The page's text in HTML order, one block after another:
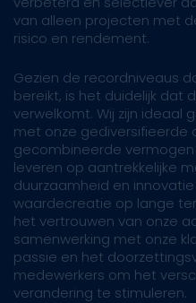
van alleen projecten met
risico en rendement.
Gezien de recordniveaus
bereikt, is het duidelijk dat
verwelkomt. Wij zijn
met onze gediversifieerde
gecombineerde
leveren op aantrekkelijke
duurzaamheid en
waardecreatie op lange
het vertrouwen van onze
samenwerking met onze
passie en het
medewerkers om het
verandering te stimuleren.